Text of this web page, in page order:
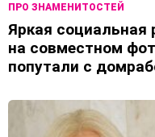
ПРО ЗНАМЕНИТОСТЕЙ
Яркая социальная
на совместном
попутали с